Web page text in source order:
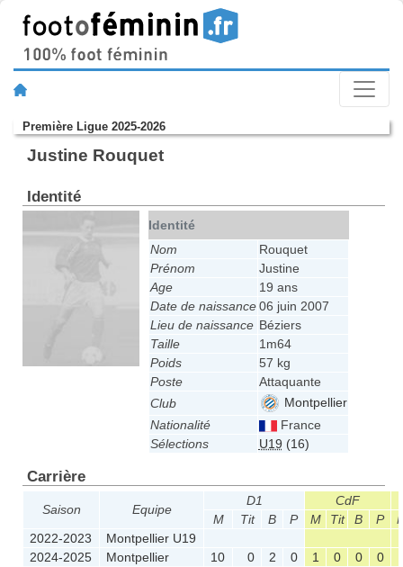
Première Ligue 2025-2026
Justine Rouquet
Identité
Identité
Nom
Rouquet
Prénom
Justine
Age
19 ans
Date de naissance 06 juin 2007
Lieu de naissance Béziers
Taille
1m64
Poids
57 kg
Poste
Attaquante
Club
Montpellier
Nationalité
France
Sélections
U19 (16)
Carrière
Saison Equipe
D1
CdF
M
Tit B P M Tit B P
2022-2023
Montpellier U19
2024-2025
Montpellier 10 0 2 0 1 0 0
0